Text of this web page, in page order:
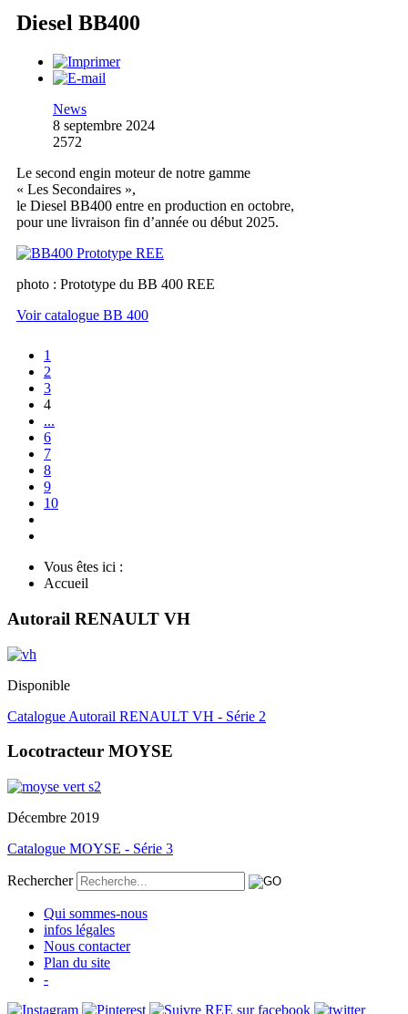
Diesel BB400
News
8 septembre 2024
2572
Le second engin moteur de notre gamme
« Les Secondaires »,
le Diesel BB400 entre en production en octobre,
pour une livraison fin d’année ou début 2025.
photo : Prototype du BB 400 REE
Voir catalogue BB 400
1
2
3
4
...
6
7
8
9
10
Vous êtes ici :
Accueil
Autorail RENAULT VH
Disponible
Catalogue Autorail RENAULT VH - Série 2
Locotracteur MOYSE
Décembre 2019
Catalogue MOYSE - Série 3
Rechercher
Qui sommes-nous
infos légales
Nous contacter
Plan du site
-